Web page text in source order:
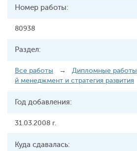
Номер работы:
80938
Раздел:
Все работы → Дипломные работы
й менеджмент и стратегия развития
Год добавления:
31.03.2008 г.
Куда сдавалась: